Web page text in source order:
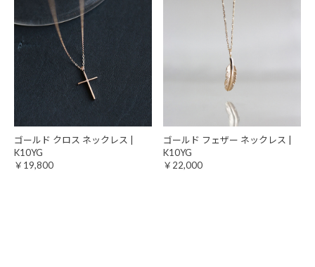
ゴールド クロス ネックレス |
K10YG
￥19,800
ゴールド フェザー ネックレス |
K10YG
￥22,000